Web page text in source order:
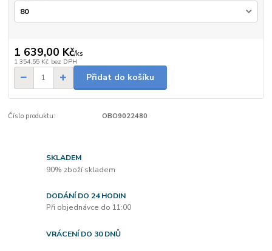
1 639,00 Kč/ks
1 354,55 Kč bez DPH
Přidat do košíku
Číslo produktu: OBO9022480
SKLADEM
90% zboží skladem
DODÁNÍ DO 24 HODIN
Při objednávce do 11:00
VRÁCENÍ DO 30 DNŮ